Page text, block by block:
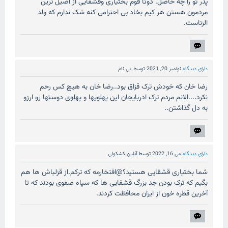
مردمون هستن هر کیم بخاد بی احترامی کنه شک ندارم که ولد
الزناست.
دارای دیدگاهنوامبر 20, 2021 توسطبی نام
رضا خان که خودش ترک قزاق بود..رضا خان به هیچ کس رحم
نکرد....الانم مردم ترک ادربایجان این پهلویها و پهلوی دوستها رو ارزو
به دل گذاشتن..
دارای دیدگاهمی 16, 2022 توسطآیلین کشکولی
شما بختیاری قشقایی هستید؟@افتخارمه که ترکم.از قزلباش ها هم
بگیم که ترک بودن جد بزرگ قشقایی ها که سپاه صفوی بودند که تا
آخرین قطره خون از ایران محافظت کردند.